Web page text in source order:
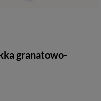
granatowo-